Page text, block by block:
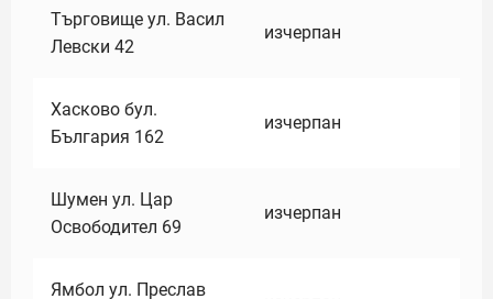
Търговище ул. Васил
Левски 42
изчерпан
Хасково бул.
България 162
изчерпан
Шумен ул. Цар
Освободител 69
изчерпан
Ямбол ул. Преслав